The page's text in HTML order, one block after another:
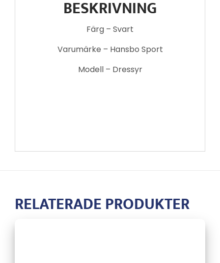
BESKRIVNING
Färg – Svart
Varumärke – Hansbo Sport
Modell – Dressyr
RELATERADE PRODUKTER